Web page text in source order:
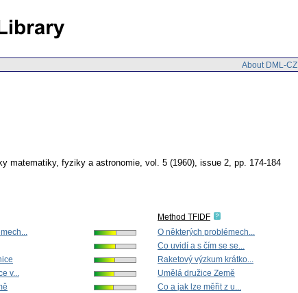
About DML-CZ
matematiky, fyziky a astronomie, vol. 5 (1960), issue 2, pp. 174-184
v...
Method TFIDF
O některých problémech...
Co uvidí a s čím se se...
Raketový výzkum krátko...
Umělá družice Země
Co a jak lze měřit z u...